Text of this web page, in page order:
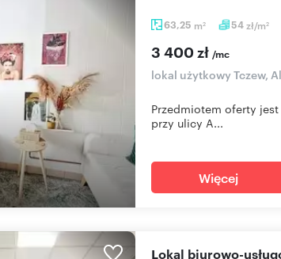
63,25 m2 54zł/m2
3 400 zł /mc
lokal użytkowy Tczew,
Przedmiotem oferty
przy ulicy A...
Więcej
Lokal biurowo-